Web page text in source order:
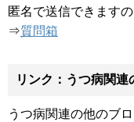
匿名で送信できます
⇒質問箱
リンク：うつ病関連
うつ病関連の他のブ